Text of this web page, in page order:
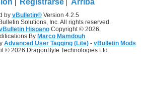
Registrarse Arriba
by vBulletin®Version 4.2.5
Solutions, Inc. All rights reserved.
HispanoCopyright © 2026.
By Marco Mamdouh
Advanced User Tagging (Lite) - vBulletin Mods
© 2026 DragonByte Technologies Ltd.